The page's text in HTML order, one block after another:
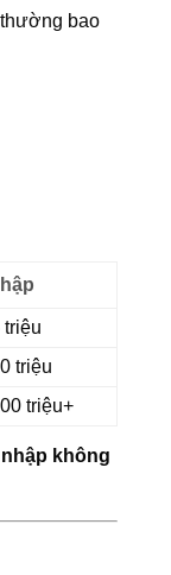
bao
triệu
triệu
triệu+
không